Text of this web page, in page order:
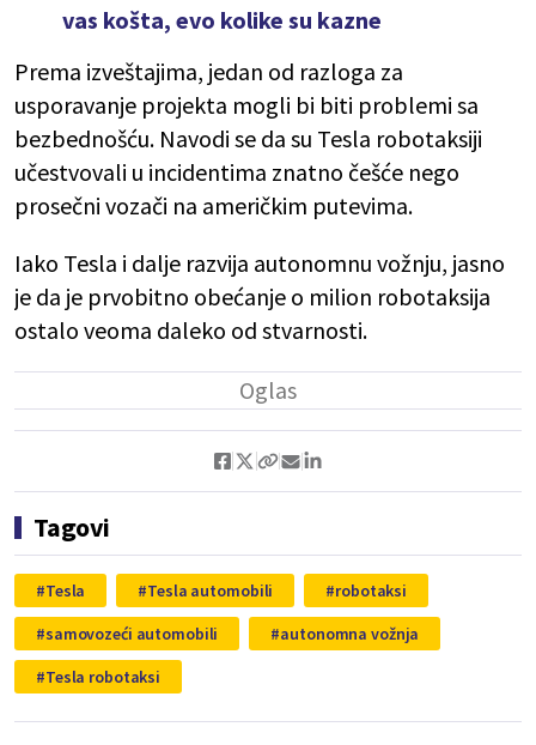
vas košta, evo kolike su kazne
Prema izveštajima, jedan od razloga za
usporavanje projekta mogli bi biti problemi sa
bezbednošću. Navodi se da su Tesla robotaksiji
učestvovali u incidentima znatno češće nego
prosečni vozači na američkim putevima.
Iako Tesla i dalje razvija autonomnu vožnju, jasno
je da je prvobitno obećanje o milion robotaksija
ostalo veoma daleko od stvarnosti.
Tagovi
Tesla Tesla automobili
robotaksi
samovozeći automobili
autonomna vožnja
Tesla robotaksi